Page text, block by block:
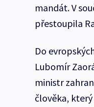
mandát. V
přestoupila
Do
Lubomír
ministr
člověka,